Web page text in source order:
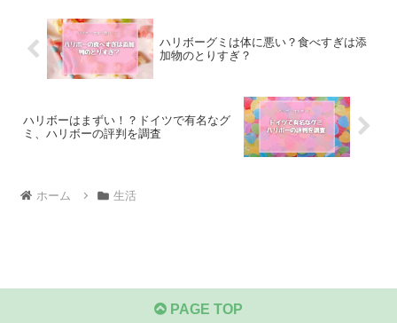
ハリボーグミは体に悪い？食べすぎは添
加物のとりすぎ？
ハリボーはまずい！？ドイツで有名なグ
ミ、ハリボーの評判を調査
ホーム 生活
PAGE TOP